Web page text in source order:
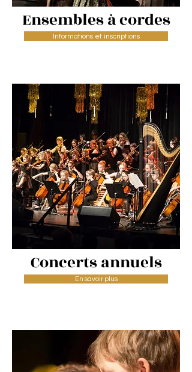
Ensembles à cordes
Informations et inscriptions
Concerts annuels
En savoir plus